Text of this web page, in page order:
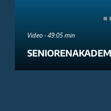
Video - 49:05 min